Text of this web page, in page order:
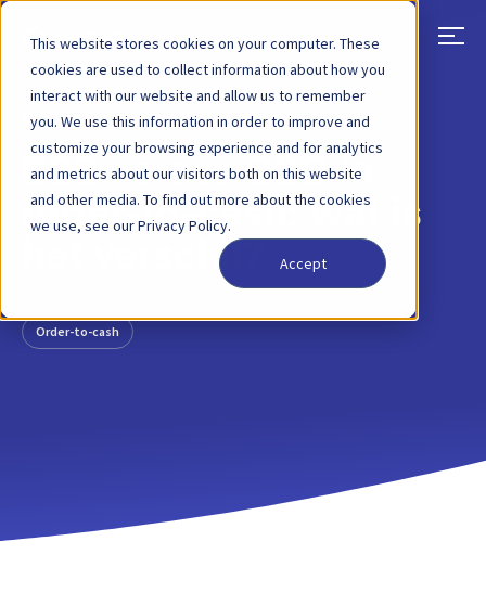
This website stores cookies on your computer. These
cookies are used to collect information about how you
interact with our website and allow us to remember
you. We use this information in order to improve and
customize your browsing experience and for analytics
and metrics about our visitors both on this website
and other media. To find out more about the cookies
we use, see our Privacy Policy.
Accept
TERUG BLOGBERICHT 27 APRIL 2022
B2B versus B2C in
order-to-cash: wat is
het verschil?
Order-to-cash